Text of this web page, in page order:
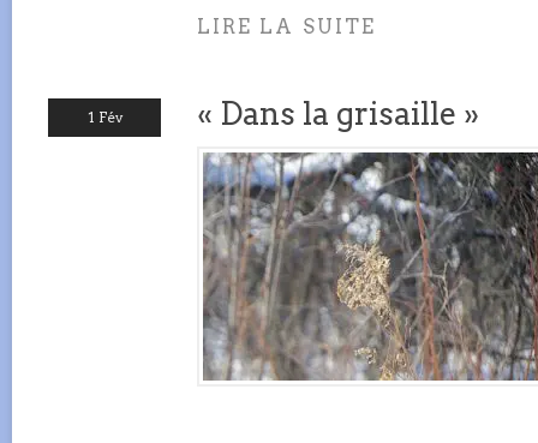
LIRE LA SUITE
1 Fév « Dans la grisaille »